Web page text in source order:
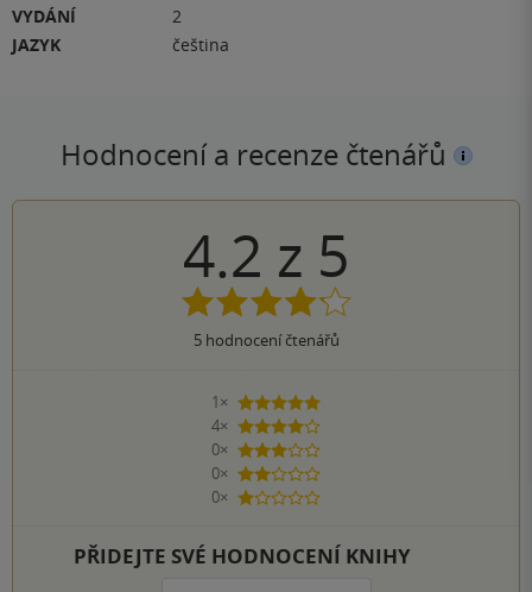
VYDÁNÍ
2
JAZYK
čeština
Hodnocení a recenze čtenářů
4.2 z 5
5hodnocení čtenářů
1×
5 hvězdiček
4×
4 hvězdičky
0×
3 hvězdičky
0×
2 hvězdičky
0×
1 hvezdička
PŘIDEJTE SVÉ HODNOCENÍ KNIHY